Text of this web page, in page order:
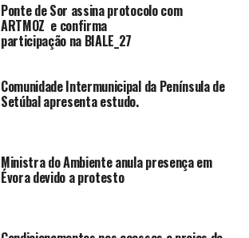
Ponte de Sor assina protocolo com
ARTMOZ e confirma
participação na BIALE_27
Comunidade Intermunicipal da Península de
Setúbal apresenta estudo.
Ministra do Ambiente anula presença em
Évora devido a protesto